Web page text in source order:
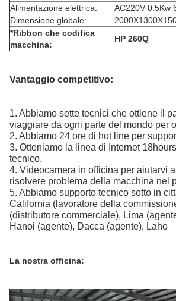
Alimentazione elettrica:
AC220V 0.5Kw
Dimensione globale:
*Ribbon che codifica
macchina:
HP 260Q
Vantaggio competitivo:
1. Abbiamo sette tecnici che ottiene il
viaggiare da ogni parte del mondo per
2. Abbiamo 24 ore di hot line per
3. Otteniamo la linea di Internet
tecnico.
4. Videocamera in officina per aiutarvi
risolvere problema della macchina nel
5. Abbiamo supporto tecnico sotto in
California (lavoratore della
(distributore commerciale), Lima
Hanoi (agente), Dacca (agente), Laho
La nostra officina: